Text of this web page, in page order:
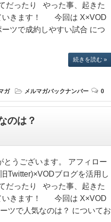
だったり やった事、起きた
いきます！ 今回は X×VOD
ツで成約しやすい試合 につ
続きを読む »
ガ メルマガバックナンバー 0
のは？
うございます。 アフィロー
Twitter)×VODブログを活用し
だったり やった事、起きた
いきます！ 今回は X×VOD
ツで人気なのは？ についてお